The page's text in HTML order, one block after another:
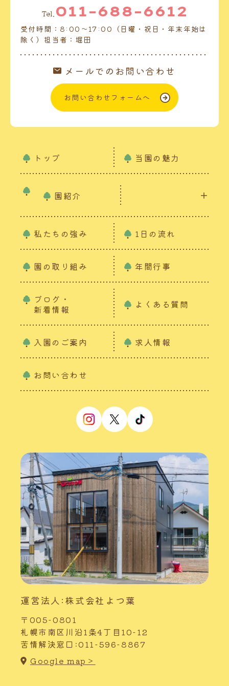
Tel. 011-688-6612
受付時間：8:00～17:00（日曜・祝日・年末年始は
除く）担当者：堀田
メールでのお問い合わせ
お問い合わせフォームへ
トップ 当園の魅力
園紹介
私たちの強み 1日の流れ
園の取り組み 年間行事
ブログ・
新着情報
よくある質問
入園のご案内 求人情報
お問い合わせ
運営法人:株式会社よつ葉
〒005-0801
札幌市南区川沿1条4丁目10-12
苦情解決窓口:011-596-8867
Google map＞